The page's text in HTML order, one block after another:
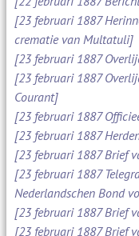
[23 februari 1887
crematie van Multatuli]
[23 februari 1887
[23 februari 1887
Courant]
[23 februari 1887
[23 februari 1887
[23 februari 1887 Brief
[23 februari 1887
Nederlandschen Bond
[23 februari 1887 Brief
[23 februari 1887 Brief